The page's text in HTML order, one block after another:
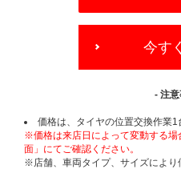
OPTIONS
今す
- 注
価格は、タイヤの位置交換作業1
※価格は来店日によって変動する
面」にてご確認ください。
※店舗、車両タイプ、サイズによ